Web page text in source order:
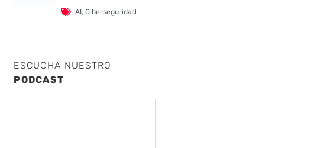
AI,Ciberseguridad
ESCUCHA NUESTRO
PODCAST